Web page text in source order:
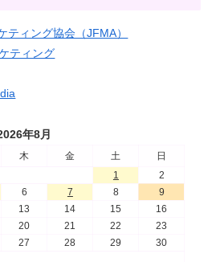
ティング協会（JFMA）
ティング
年8月
木 金 土
日
1
2
6 7 8
9
13 14 15
16
20 21 22
23
27 28 29
30